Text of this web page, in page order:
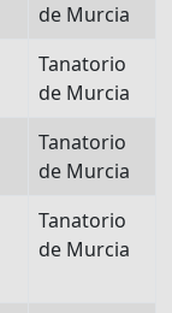
de Murcia
Tanatorio
de Murcia
Tanatorio
de Murcia
Tanatorio
de Murcia